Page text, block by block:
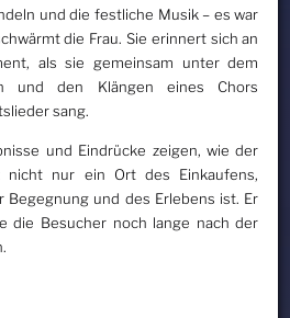
und die festliche Musik – es war
die Frau. Sie erinnert sich an
als sie gemeinsam unter dem
und den Klängen eines Chors
sang.
und Eindrücke zeigen, wie der
nicht nur ein Ort des Einkaufens,
Begegnung und des Erlebens ist. Er
die Besucher noch lange nach der